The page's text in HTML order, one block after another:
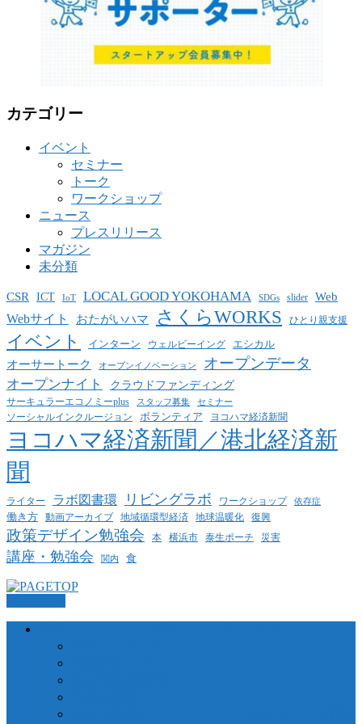
カテゴリー
イベント
セミナー
トーク
ワークショップ
ニュース
プレスリリース
マガジン
未分類
CSR ICT IoT LOCAL GOOD YOKOHAMA SDGs slider Web
Webサイト おたがいハマ さくらWORKS ひとり親支援
イベント インターン ウェルビーイング エシカル
オーサートーク オープンイノベーション オープンデータ
オープンナイト クラウドファンディング
サーキュラーエコノミーplus スタッフ募集 セミナー
ソーシャルインクルージョン ボランティア ヨコハマ経済新聞
ヨコハマ経済新聞／港北経済新
聞
ライター ラボ図書環 リビングラボ ワークショップ 依存症
働き方 動画アーカイブ 地域循環型経済 地球温暖化 復興
政策デザイン勉強会 本 横浜市 泰生ポーチ 災害
講座・勉強会 関内 食